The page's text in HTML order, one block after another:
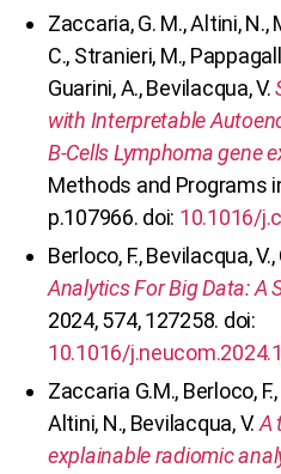
Zaccaria, G. M., Altini, N.,
C., Stranieri, M.,
Guarini, A., Bevilacqua, V.
with Interpretable
B-Cells Lymphoma gene
Methods and Programs
p.107966. doi: 10.1016/
Berloco, F., Bevilacqua,
Analytics For Big Data: A
2024, 574, 127258. doi:
10.1016/
Zaccaria G.M., Berloco,
Altini, N., Bevilacqua, V.A
explainable radiomic